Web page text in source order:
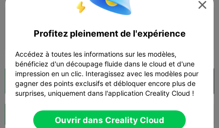
à 15 %
 10h 58m  2 plates  315.34g
Découpes Ouvrir dans Creality Cloud
Booster

Profitez pleinement de l'expérience
Accédez à toutes les informations sur les modèles,
bénéficiez d'un découpage fluide dans le cloud et d'une
impression en un clic. Interagissez avec les modèles pour
gagner des points exclusifs et débloquer encore plus de
surprises, uniquement dans l'application Creality Cloud !
Ouvrir dans Creality Cloud